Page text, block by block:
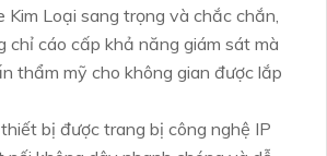
Kim Loại sang trọng và chắc chắn,
chỉ cáo cấp khả năng giám sát mà
thẩm mỹ cho không gian được lắp
bị được trang bị công nghệ IP